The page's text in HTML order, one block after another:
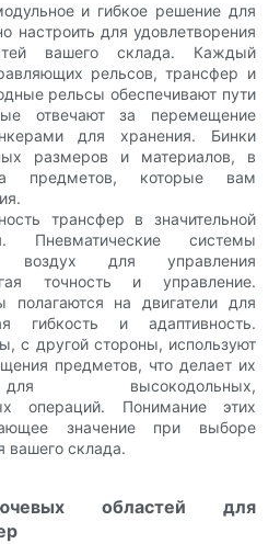
и гибкое решение для
настроить для удовлетворения
вашего склада. Каждый
рельсов, трансфер и
рельсы обеспечивают пути
отвечают за перемещение
для хранения. Бинки
размеров и материалов, в
предметов, которые вам
трансфер в значительной
Пневматические системы
воздух для управления
точность и управление.
полагаются на двигатели для
гибкость и адаптивность.
с другой стороны, используют
предметов, что делает их
высокодольных,
операций. Понимание этих
значение при выборе
вашего склада.
областей для